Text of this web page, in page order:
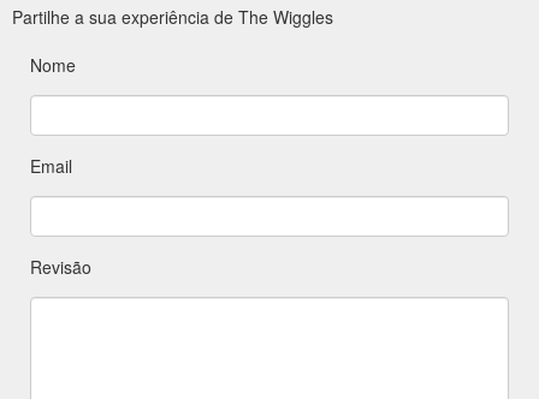
Partilhe a sua experiência de The Wiggles
Nome
Email
Revisão